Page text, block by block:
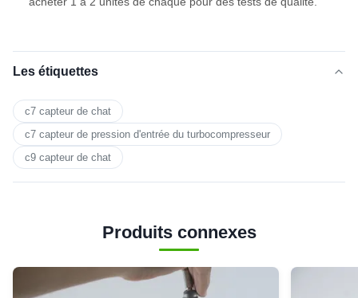
Les étiquettes
c7 capteur de chat
c7 capteur de pression d'entrée du turbocompresseur
c9 capteur de chat
Produits connexes